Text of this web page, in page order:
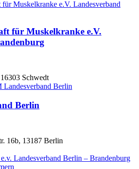
für Muskelkranke e.V.
Schwedt
Berlin
16b, 13187 Berlin